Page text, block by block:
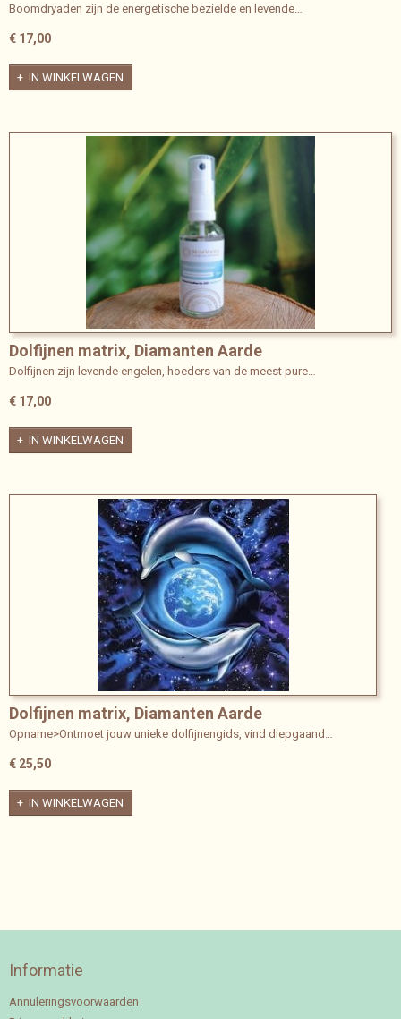
Boomdryaden zijn de energetische bezielde en levende…
€ 17,00
IN WINKELWAGEN
Dolfijnen matrix, Diamanten Aarde
Dolfijnen zijn levende engelen, hoeders van de meest pure…
€ 17,00
IN WINKELWAGEN
Dolfijnen matrix, Diamanten Aarde
TINCTUUR+OPNAME
Opname>Ontmoet jouw unieke dolfijnengids, vind diepgaand…
€ 25,50
IN WINKELWAGEN
Informatie
Annuleringsvoorwaarden